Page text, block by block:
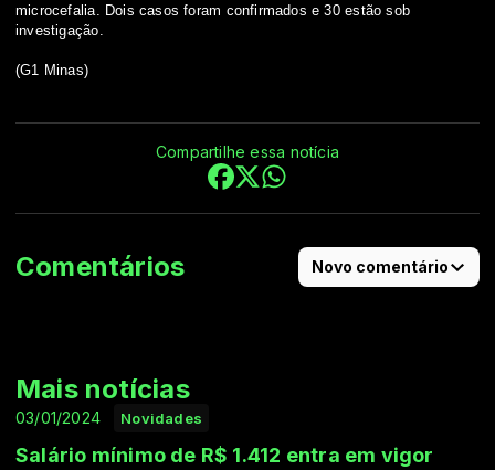
microcefalia. Dois casos foram confirmados e 30 estão sob
investigação.
(G1 Minas)
Compartilhe essa notícia
Comentários Novo comentário
Mais notícias
Novidades
03/01/2024
Salário mínimo de R$ 1.412 entra em vigor